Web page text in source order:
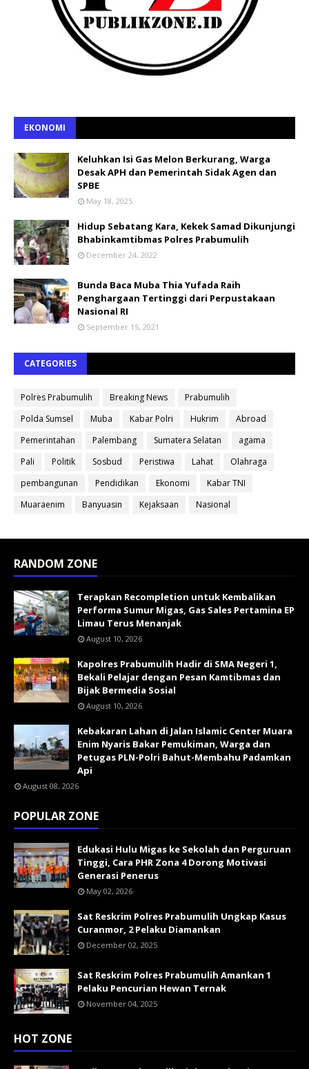
EKONOMI
Keluhkan Isi Gas Melon Berkurang, Warga
Desak APH dan Pemerintah Sidak Agen dan
SPBE
May 18, 2025
Hidup Sebatang Kara, Kekek Samad Dikunjungi
Bhabinkamtibmas Polres Prabumulih
December 24, 2022
Bunda Baca Muba Thia Yufada Raih
Penghargaan Tertinggi dari Perpustakaan
Nasional RI
September 15, 2021
CATEGORIES
Polres Prabumulih Breaking News
Prabumulih
Polda Sumsel
Muba Kabar Polri Hukrim
Abroad
Pemerintahan
Palembang Sumatera Selatan
agama
Pali
Politik Sosbud Peristiwa Lahat
Olahraga
pembangunan
Pendidikan Ekonomi
Kabar TNI
Muaraenim
Banyuasin Kejaksaan Nasional
RANDOM ZONE
Terapkan Recompletion untuk Kembalikan
Performa Sumur Migas, Gas Sales Pertamina EP
Limau Terus Menanjak
August 10, 2026
Kapolres Prabumulih Hadir di SMA Negeri 1,
Bekali Pelajar dengan Pesan Kamtibmas dan
Bijak Bermedia Sosial
August 10, 2026
Kebakaran Lahan di Jalan Islamic Center Muara
Enim Nyaris Bakar Pemukiman, Warga dan
Petugas PLN-Polri Bahut-Membahu Padamkan
Api
August 08, 2026
POPULAR ZONE
Edukasi Hulu Migas ke Sekolah dan Perguruan
Tinggi, Cara PHR Zona 4 Dorong Motivasi
Generasi Penerus
May 02, 2026
Sat Reskrim Polres Prabumulih Ungkap Kasus
Curanmor, 2 Pelaku Diamankan
December 02, 2025
Sat Reskrim Polres Prabumulih Amankan 1
Pelaku Pencurian Hewan Ternak
November 04, 2025
HOT ZONE